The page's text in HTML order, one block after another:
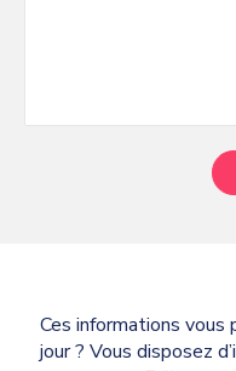
Ces informations vous
jour ? Vous disposez